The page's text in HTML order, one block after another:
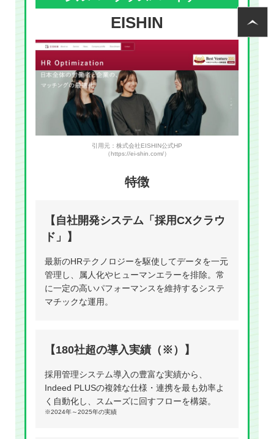
EISHIN
引用元：株式会社EISHIN公式HP
（https://ei-shin.com/）
特徴
【自社開発システム「採用CXクラウ
ド」】
最新のHRテクノロジーを駆使してデータを一元
管理し、属人化やヒューマンエラーを排除。常
に一定の高いパフォーマンスを維持するシステ
マチックな運用。
【180社超の導入実績（※）】
採用管理システム導入の豊富な実績から、
Indeed PLUSの複雑な仕様・連携を最も効率よ
く自動化し、スムーズに回すフローを構築。
※2024年～2025年の実績